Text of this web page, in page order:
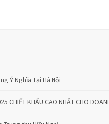
Ý Nghĩa Tại Hà Nội
CHIẾT KHẤU CAO NHẤT CHO